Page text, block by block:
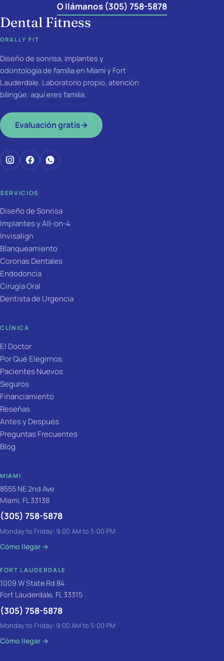
O llámanos (305) 758-5878
Dental Fitness
ORALLY FIT
Diseño de sonrisa, implantes y
odontología de familia en Miami y Fort
Lauderdale. Laboratorio propio, atención
bilingüe: aquí eres familia.
Evaluación gratis→
SERVICIOS
Diseño de Sonrisa
Implantes y All-on-4
Invisalign
Blanqueamiento
Coronas Dentales
Endodoncia
Cirugía Oral
Dentista de Urgencia
CLÍNICA
El Doctor
Por Qué Elegirnos
Pacientes Nuevos
Seguros
Financiamiento
Reseñas
Antes y Después
Preguntas Frecuentes
Blog
MIAMI
8555 NE 2nd Ave
Miami, FL 33138
(305) 758-5878
Monday to Friday: 9:00 AM to 5:00 PM
Cómo llegar →
FORT LAUDERDALE
1009 W State Rd 84
Fort Lauderdale, FL 33315
(305) 758-5878
Monday to Friday: 9:00 AM to 5:00 PM
Cómo llegar →